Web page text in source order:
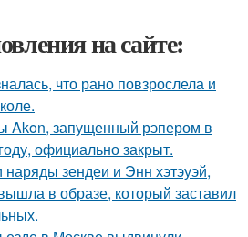
на сайте:
что рано повзрослела и
Akon, запущенный рэпером в
официально закрыт.
зендеи и Энн хэтэуэй,
в образе, который заставил